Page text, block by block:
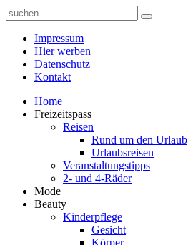
Impressum
Hier werben
Datenschutz
Kontakt
Home
Freizeitspass
Reisen
Rund um den Urlaub
Urlaubsreisen
Veranstaltungstipps
2- und 4-Räder
Mode
Beauty
Kinderpflege
Gesicht
Körper